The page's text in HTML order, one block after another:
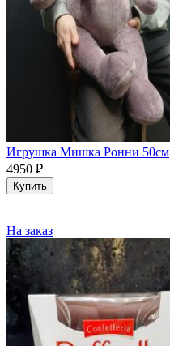
Игрушка Мишка Ронни 50см
4950 ₽
Купить
На заказ